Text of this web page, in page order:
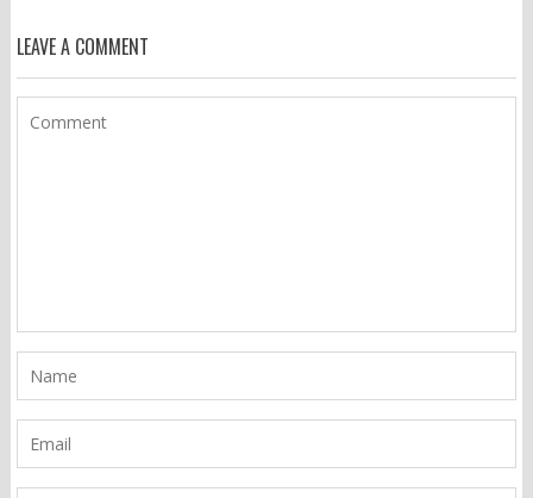
LEAVE A COMMENT